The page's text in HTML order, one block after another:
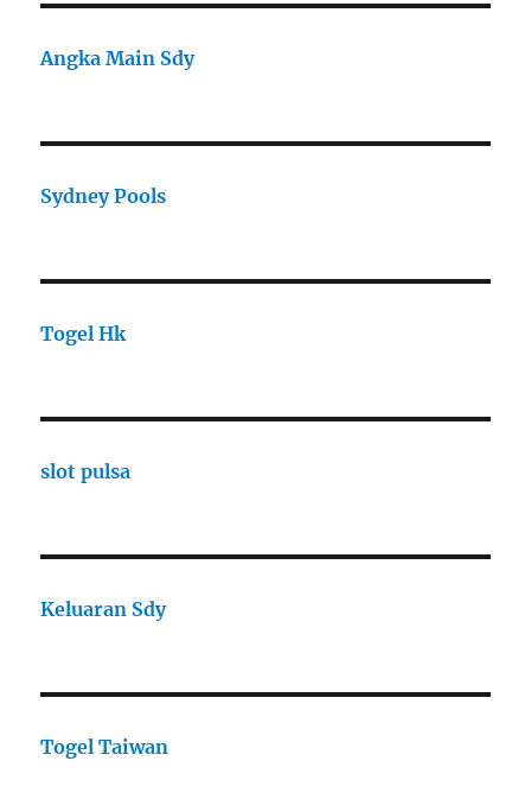
Angka Main Sdy
Sydney Pools
Togel Hk
slot pulsa
Keluaran Sdy
Togel Taiwan